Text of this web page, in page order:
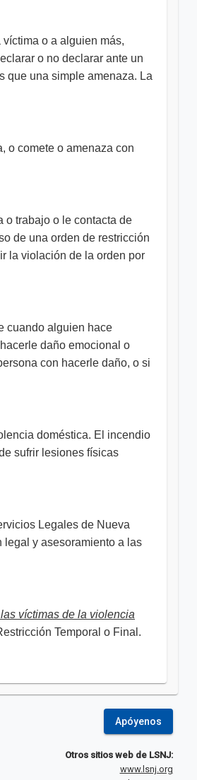
o a alguien más,
o no declarar ante un
que una simple amenaza. La
o comete o amenaza con
o trabajo o le contacta de
de una orden de restricción
la violación de la orden por
cuando alguien hace
daño emocional o
con hacerle daño, o si
doméstica. El incendio
sufrir lesiones físicas
Legales de Nueva
legal y asesoramiento a las
víctimas de la violencia
Temporal o Final.
Apóyenos
Otros sitios web de LSNJ:
www.lsnj.org